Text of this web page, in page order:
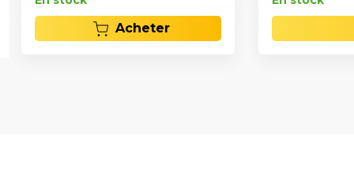
Acheter